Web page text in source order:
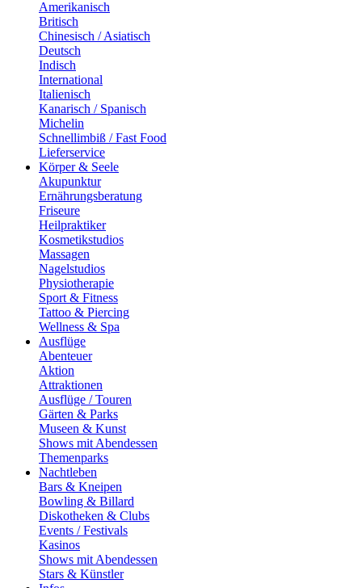
Amerikanisch
Britisch
Chinesisch / Asiatisch
Deutsch
Indisch
International
Italienisch
Kanarisch / Spanisch
Michelin
Schnellimbiß / Fast Food
Lieferservice
Körper & Seele
Akupunktur
Ernährungsberatung
Friseure
Heilpraktiker
Kosmetikstudios
Massagen
Nagelstudios
Physiotherapie
Sport & Fitness
Tattoo & Piercing
Wellness & Spa
Ausflüge
Abenteuer
Aktion
Attraktionen
Ausflüge / Touren
Gärten & Parks
Museen & Kunst
Shows mit Abendessen
Themenparks
Nachtleben
Bars & Kneipen
Bowling & Billard
Diskotheken & Clubs
Events / Festivals
Kasinos
Shows mit Abendessen
Stars & Künstler